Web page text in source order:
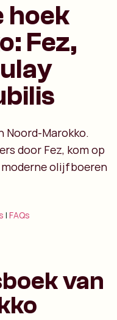
hoek
Fez,
Noord-Marokko.
door Fez, kom op
olijfboeren
|FAQs
van